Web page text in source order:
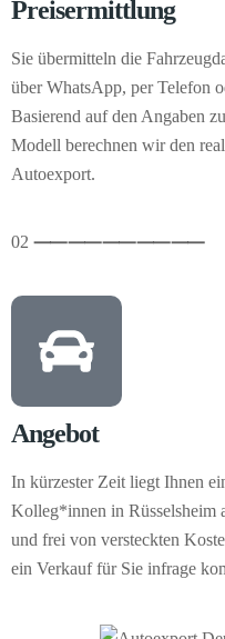
Preisermittlung
Sie übermitteln die
über WhatsApp, per Telefon
Basierend auf den Angaben
Modell berechnen wir den
Autoexport.
02 ⸺⸺⸺⸺⸺
Angebot
In kürzester Zeit liegt Ihnen
Kolleg*innen in Rüsselsheim
und frei von versteckten
ein Verkauf für Sie infrage